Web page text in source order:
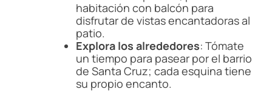
habitación con balcón para
disfrutar de vistas encantadoras al
patio.
Explora los alrededores: Tómate
un tiempo para pasear por el barrio
de Santa Cruz; cada esquina tiene
su propio encanto.